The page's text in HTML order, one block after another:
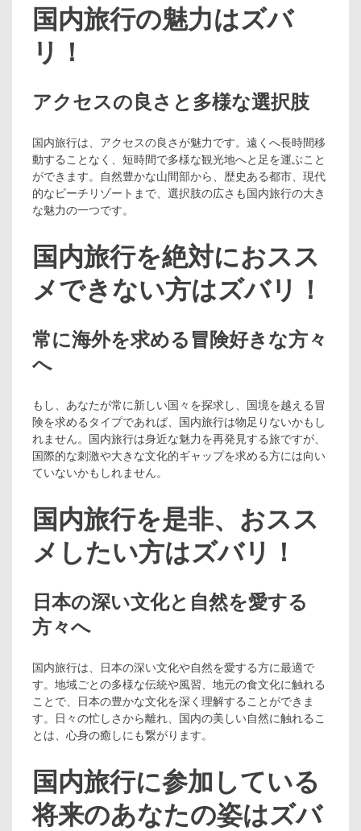
国内旅行の魅力はズバ
リ！
アクセスの良さと多様な選択肢
国内旅行は、アクセスの良さが魅力です。遠くへ長時間移
動することなく、短時間で多様な観光地へと足を運ぶこと
ができます。自然豊かな山間部から、歴史ある都市、現代
的なビーチリゾートまで、選択肢の広さも国内旅行の大き
な魅力の一つです。
国内旅行を絶対におスス
メできない方はズバリ！
常に海外を求める冒険好きな方々
へ
もし、あなたが常に新しい国々を探求し、国境を越える冒
険を求めるタイプであれば、国内旅行は物足りないかもし
れません。国内旅行は身近な魅力を再発見する旅ですが、
国際的な刺激や大きな文化的ギャップを求める方には向い
ていないかもしれません。
国内旅行を是非、おスス
メしたい方はズバリ！
日本の深い文化と自然を愛する
方々へ
国内旅行は、日本の深い文化や自然を愛する方に最適で
す。地域ごとの多様な伝統や風習、地元の食文化に触れる
ことで、日本の豊かな文化を深く理解することができま
す。日々の忙しさから離れ、国内の美しい自然に触れるこ
とは、心身の癒しにも繋がります。
国内旅行に参加している
将来のあなたの姿はズバ